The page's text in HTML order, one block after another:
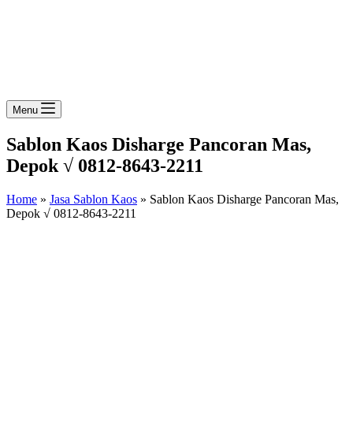
Menu
Sablon Kaos Disharge Pancoran Mas,
Depok √ 0812-8643-2211
Home » Jasa Sablon Kaos » Sablon Kaos Disharge Pancoran Mas,
Depok √ 0812-8643-2211